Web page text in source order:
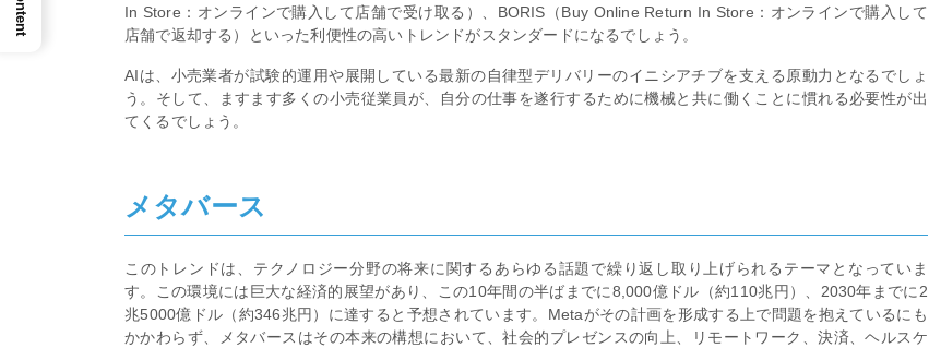
In Store：オンラインで購入して店舗で受け取る）、BORIS（Buy Online Return In Store：オンラインで購入して
店舗で返却する）といった利便性の高いトレンドがスタンダードになるでしょう。
AIは、小売業者が試験的運用や展開している最新の自律型デリバリーのイニシアチブを支える原動力となるでしょ
う。そして、ますます多くの小売従業員が、自分の仕事を遂行するために機械と共に働くことに慣れる必要性が出
てくるでしょう。
メタバース
このトレンドは、テクノロジー分野の将来に関するあらゆる話題で繰り返し取り上げられるテーマとなっていま
す。この環境には巨大な経済的展望があり、この10年間の半ばまでに8,000億ドル（約110兆円）、2030年までに2
兆5000億ドル（約346兆円）に達すると予想されています。Metaがその計画を形成する上で問題を抱えているにも
かかわらず、メタバースはその本来の構想において、社会的プレゼンスの向上、リモートワーク、決済、ヘルスケ